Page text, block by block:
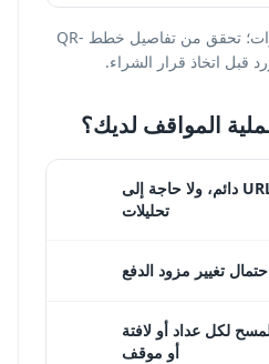
قد تتغير الأسعار وتوافر الميزات؛ تحقق من تفاصيل خطط QR-
موقع واحد، عنوان URL دائم، ولا حاجة إلى
تحليلات
تغيير مزود الدفع
لكل عداد أو لافتة
أو موقف